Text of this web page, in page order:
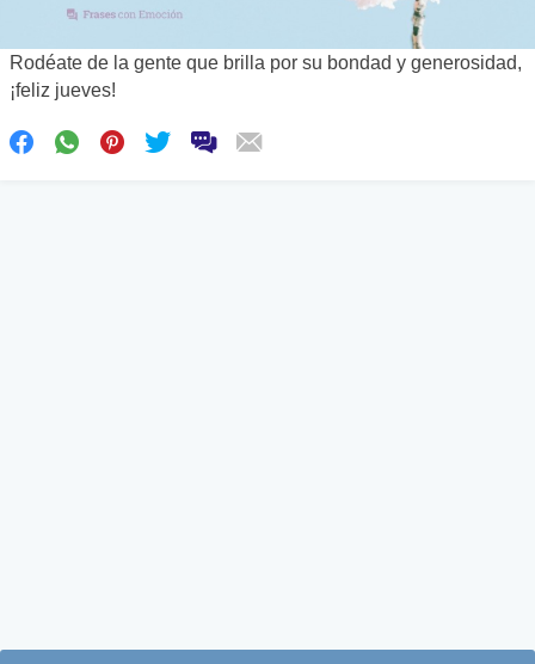
Rodéate de la gente que brilla por su bondad y generosidad,
¡feliz jueves!